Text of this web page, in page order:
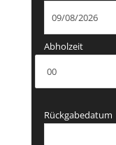
Abholzeit
Rückgabedatum